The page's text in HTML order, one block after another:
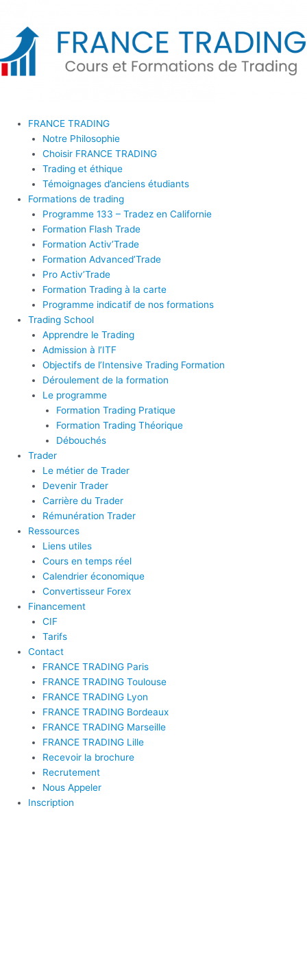
contenu
FRANCE TRADING
Notre Philosophie
Choisir FRANCE TRADING
Trading et éthique
Témoignages d’anciens étudiants
Formations de trading
Programme 133 – Tradez en Californie
Formation Flash Trade
Formation Activ’Trade
Formation Advanced’Trade
Pro Activ’Trade
Formation Trading à la carte
Programme indicatif de nos formations
Trading School
Apprendre le Trading
Admission à l’ITF
Objectifs de l’Intensive Trading Formation
Déroulement de la formation
Le programme
Formation Trading Pratique
Formation Trading Théorique
Débouchés
Trader
Le métier de Trader
Devenir Trader
Carrière du Trader
Rémunération Trader
Ressources
Liens utiles
Cours en temps réel
Calendrier économique
Convertisseur Forex
Financement
CIF
Tarifs
Contact
FRANCE TRADING Paris
FRANCE TRADING Toulouse
FRANCE TRADING Lyon
FRANCE TRADING Bordeaux
FRANCE TRADING Marseille
FRANCE TRADING Lille
Recevoir la brochure
Recrutement
Nous Appeler
Inscription
Coaching
mensuel